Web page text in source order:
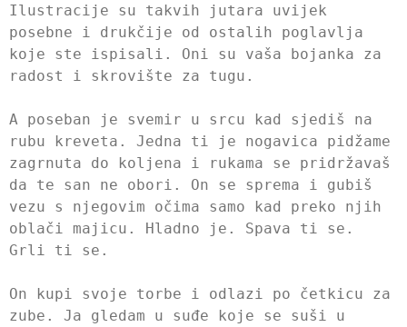
Ilustracije su takvih jutara uvijek
posebne i drukčije od ostalih poglavlja
koje ste ispisali. Oni su vaša bojanka za
radost i skrovište za tugu.
A poseban je svemir u srcu kad sjediš na
rubu kreveta. Jedna ti je nogavica pidžame
zagrnuta do koljena i rukama se pridržavaš
da te san ne obori. On se sprema i gubiš
vezu s njegovim očima samo kad preko njih
oblači majicu. Hladno je. Spava ti se.
Grli ti se.
On kupi svoje torbe i odlazi po četkicu za
zube. Ja gledam u suđe koje se suši u